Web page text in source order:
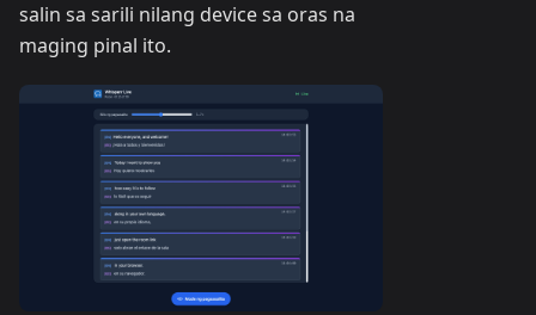
salin sa sarili nilang device sa oras na
maging pinal ito.